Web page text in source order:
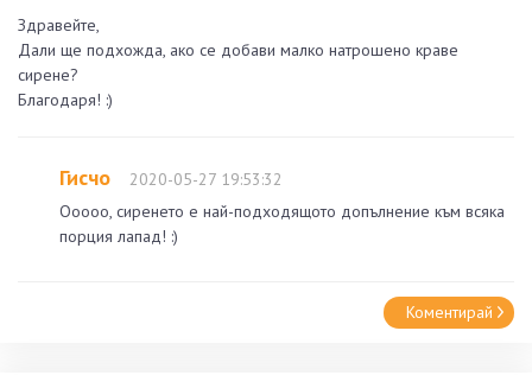
Здравейте,
Дали ще подхожда, ако се добави малко натрошено краве
сирене?
Благодаря! :)
Гисчо
2020-05-27 19:53:32
Ооооо, сиренето е най-подходящото допълнение към всяка
порция лапад! :)
Коментирай